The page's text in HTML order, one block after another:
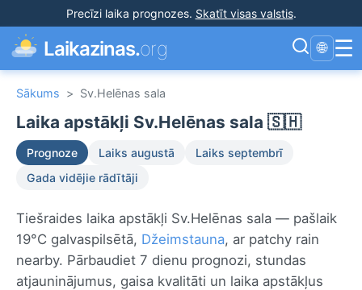
Precīzi laika prognozes. Skatīt visas valstis.
Laikazinas.org 🌐 ☰
Sākums > Sv.Helēnas sala
Laika apstākļi Sv.Helēnas sala 🇸🇭
Prognoze Laiks augustā
Laiks septembrī
Gada vidējie rādītāji
Tiešraides laika apstākļi Sv.Helēnas sala — pašlaik
19°C galvaspilsētā, Džeimstauna, ar patchy rain
nearby. Pārbaudiet 7 dienu prognozi, stundas
atjauninājumus, gaisa kvalitāti un laika apstākļus